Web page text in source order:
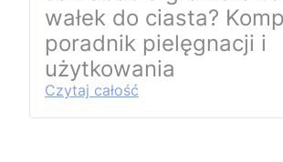
wałek do ciasta?
poradnik pielęgnacji i
użytkowania
Czytaj całość